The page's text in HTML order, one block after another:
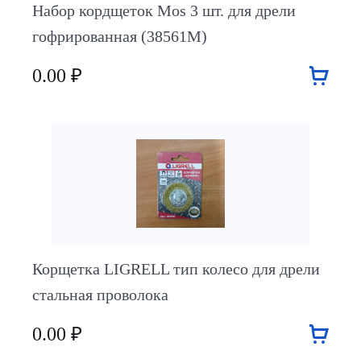
Набор кордщеток Mos 3 шт. для дрели
гофрированная (38561М)
0.00 ₽
Корщетка LIGRELL тип колесо для дрели
стальная проволока
0.00 ₽